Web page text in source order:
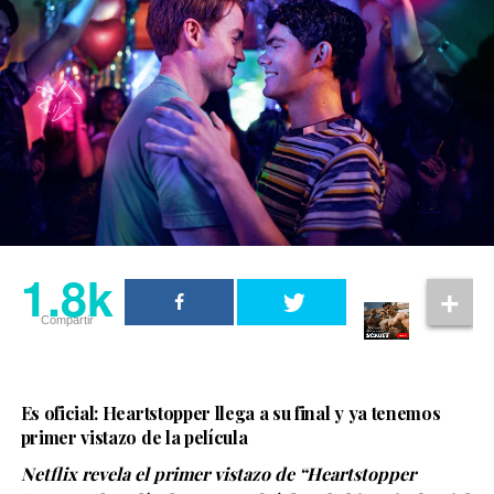
1.8k
de noviembre y ya comienza a posicionarse como una de
las producciones románticas más esperadas por
quienes disfrutan de las historias LGBTQ+, el deporte y
los relatos sobre el descubrimiento personal.
A medida que se acerque su estreno, se espera que la
película revele nuevos avances que permitan conocer
más sobre una historia que promete combinar romance,
emociones intensas y la presión de competir al más alto
de huida. El único problema es que necesitan el dinero
para llegar allí. Jules sugiere que la pareja intente
modelar la cámara web. Aunque está nerviosa al
principio, Annie no puede discutir cuando el dinero
comienza a llegar. Pero como las chicas pronto
descubren, las consecuencias pueden dejarlo en el
olvido. A veces violentamente.
1.8k
Compartir
Es oficial: Heartstopper llega a su final y ya tenemos
primer vistazo de la película
Netflix revela el primer vistazo de “Heartstopper